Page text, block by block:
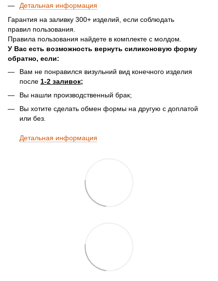
Детальная информация
Гарантия на заливку 300+ изделий, если соблюдать
правил пользования.
Правила пользования найдете в комплекте с молдом.
У Вас есть возможность вернуть силиконовую форму
обратно, если:
Вам не понравился визульний вид конечного изделия
после 1-2 заливок;
Вы нашли производственный брак;
Вы хотите сделать обмен формы на другую с доплатой
или без.
Детальная информация